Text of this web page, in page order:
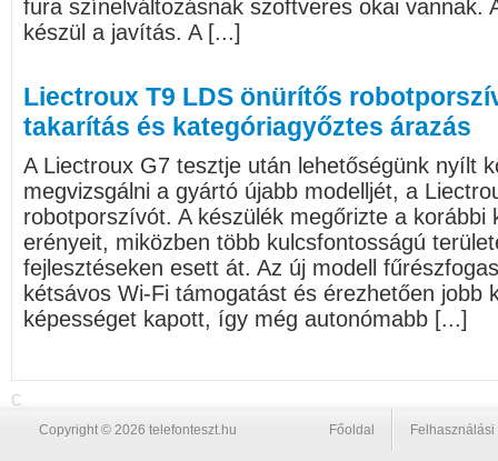
fura színelváltozásnak szoftveres okai vannak.
készül a javítás. A [...]
Liectroux T9 LDS önürítős
takarítás és kategóriagyőztes árazás
A Liectroux G7 tesztje után lehetőségünk nyílt
megvizsgálni a gyártó újabb modelljét, a
robotporszívót. A készülék megőrizte a korábbi
erényeit, miközben több kulcsfontosságú
fejlesztéseken esett át. Az új modell
kétsávos Wi-Fi támogatást és érezhetően jobb
képességet kapott, így még autonómabb [...]
C
Copyright © 2026 telefonteszt.hu Főoldal